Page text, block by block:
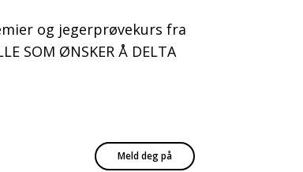
og jegerprøvekurs fra
SOM ØNSKER Å DELTA
Meld deg på